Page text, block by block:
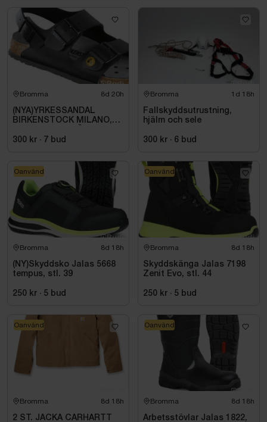
Bromma 8d 20h
(NYA)YRKESSANDAL
BIRKENSTOCK MILANO,
SVART. STL 42
300 kr · 7 bud
Bromma 1d 18h
Fallskyddsutrustning,
hjälm och sele
300 kr · 6 bud
Bromma 8d 18h
(NY)Skyddsko Jalas 5668
tempus, stl. 39
250 kr · 5 bud
Oanvänd
Bromma 8d 18h
Skyddskänga Jalas 7198
Zenit Evo, stl. 44
250 kr · 5 bud
Oanvänd
Bromma 8d 18h
2 ST. JACKA CARHARTT
Oanvänd
Bromma 8d 18h
Arbetsstövlar Jalas 1822,
Oanvänd